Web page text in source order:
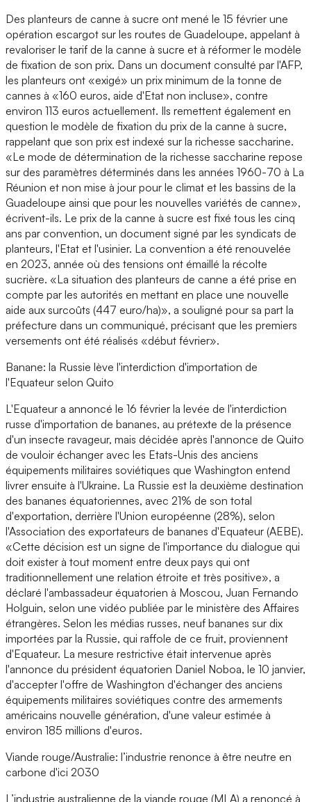
Des planteurs de canne à sucre ont mené le 15 février une
opération escargot sur les routes de Guadeloupe, appelant à
revaloriser le tarif de la canne à sucre et à réformer le modèle
de fixation de son prix. Dans un document consulté par l'AFP,
les planteurs ont «exigé» un prix minimum de la tonne de
cannes à «160 euros, aide d'Etat non incluse», contre
environ 113 euros actuellement. Ils remettent également en
question le modèle de fixation du prix de la canne à sucre,
rappelant que son prix est indexé sur la richesse saccharine.
«Le mode de détermination de la richesse saccharine repose
sur des paramètres déterminés dans les années 1960-70 à La
Réunion et non mise à jour pour le climat et les bassins de la
Guadeloupe ainsi que pour les nouvelles variétés de canne»,
écrivent-ils. Le prix de la canne à sucre est fixé tous les cinq
ans par convention, un document signé par les syndicats de
planteurs, l'Etat et l'usinier. La convention a été renouvelée
en 2023, année où des tensions ont émaillé la récolte
sucrière. «La situation des planteurs de canne a été prise en
compte par les autorités en mettant en place une nouvelle
aide aux surcoûts (447 euro/ha)», a souligné pour sa part la
préfecture dans un communiqué, précisant que les premiers
versements ont été réalisés «début février».
Banane: la Russie lève l'interdiction d'importation de
l'Equateur selon Quito
L'Equateur a annoncé le 16 février la levée de l'interdiction
russe d'importation de bananes, au prétexte de la présence
d'un insecte ravageur, mais décidée après l'annonce de Quito
de vouloir échanger avec les Etats-Unis des anciens
équipements militaires soviétiques que Washington entend
livrer ensuite à l'Ukraine. La Russie est la deuxième destination
des bananes équatoriennes, avec 21% de son total
d'exportation, derrière l'Union européenne (28%), selon
l'Association des exportateurs de bananes d'Equateur (AEBE).
«Cette décision est un signe de l'importance du dialogue qui
doit exister à tout moment entre deux pays qui ont
traditionnellement une relation étroite et très positive», a
déclaré l'ambassadeur équatorien à Moscou, Juan Fernando
Holguin, selon une vidéo publiée par le ministère des Affaires
étrangères. Selon les médias russes, neuf bananes sur dix
importées par la Russie, qui raffole de ce fruit, proviennent
d'Equateur. La mesure restrictive était intervenue après
l'annonce du président équatorien Daniel Noboa, le 10 janvier,
d'accepter l'offre de Washington d'échanger des anciens
équipements militaires soviétiques contre des armements
américains nouvelle génération, d'une valeur estimée à
environ 185 millions d'euros.
Viande rouge/Australie: l’industrie renonce à être neutre en
carbone d'ici 2030
L’industrie australienne de la viande rouge (MLA) a renoncé à